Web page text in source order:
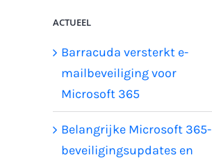
ACTUEEL
Barracuda versterkt e-
mailbeveiliging voor
Microsoft 365
Belangrijke Microsoft 365-
beveiligingsupdates en